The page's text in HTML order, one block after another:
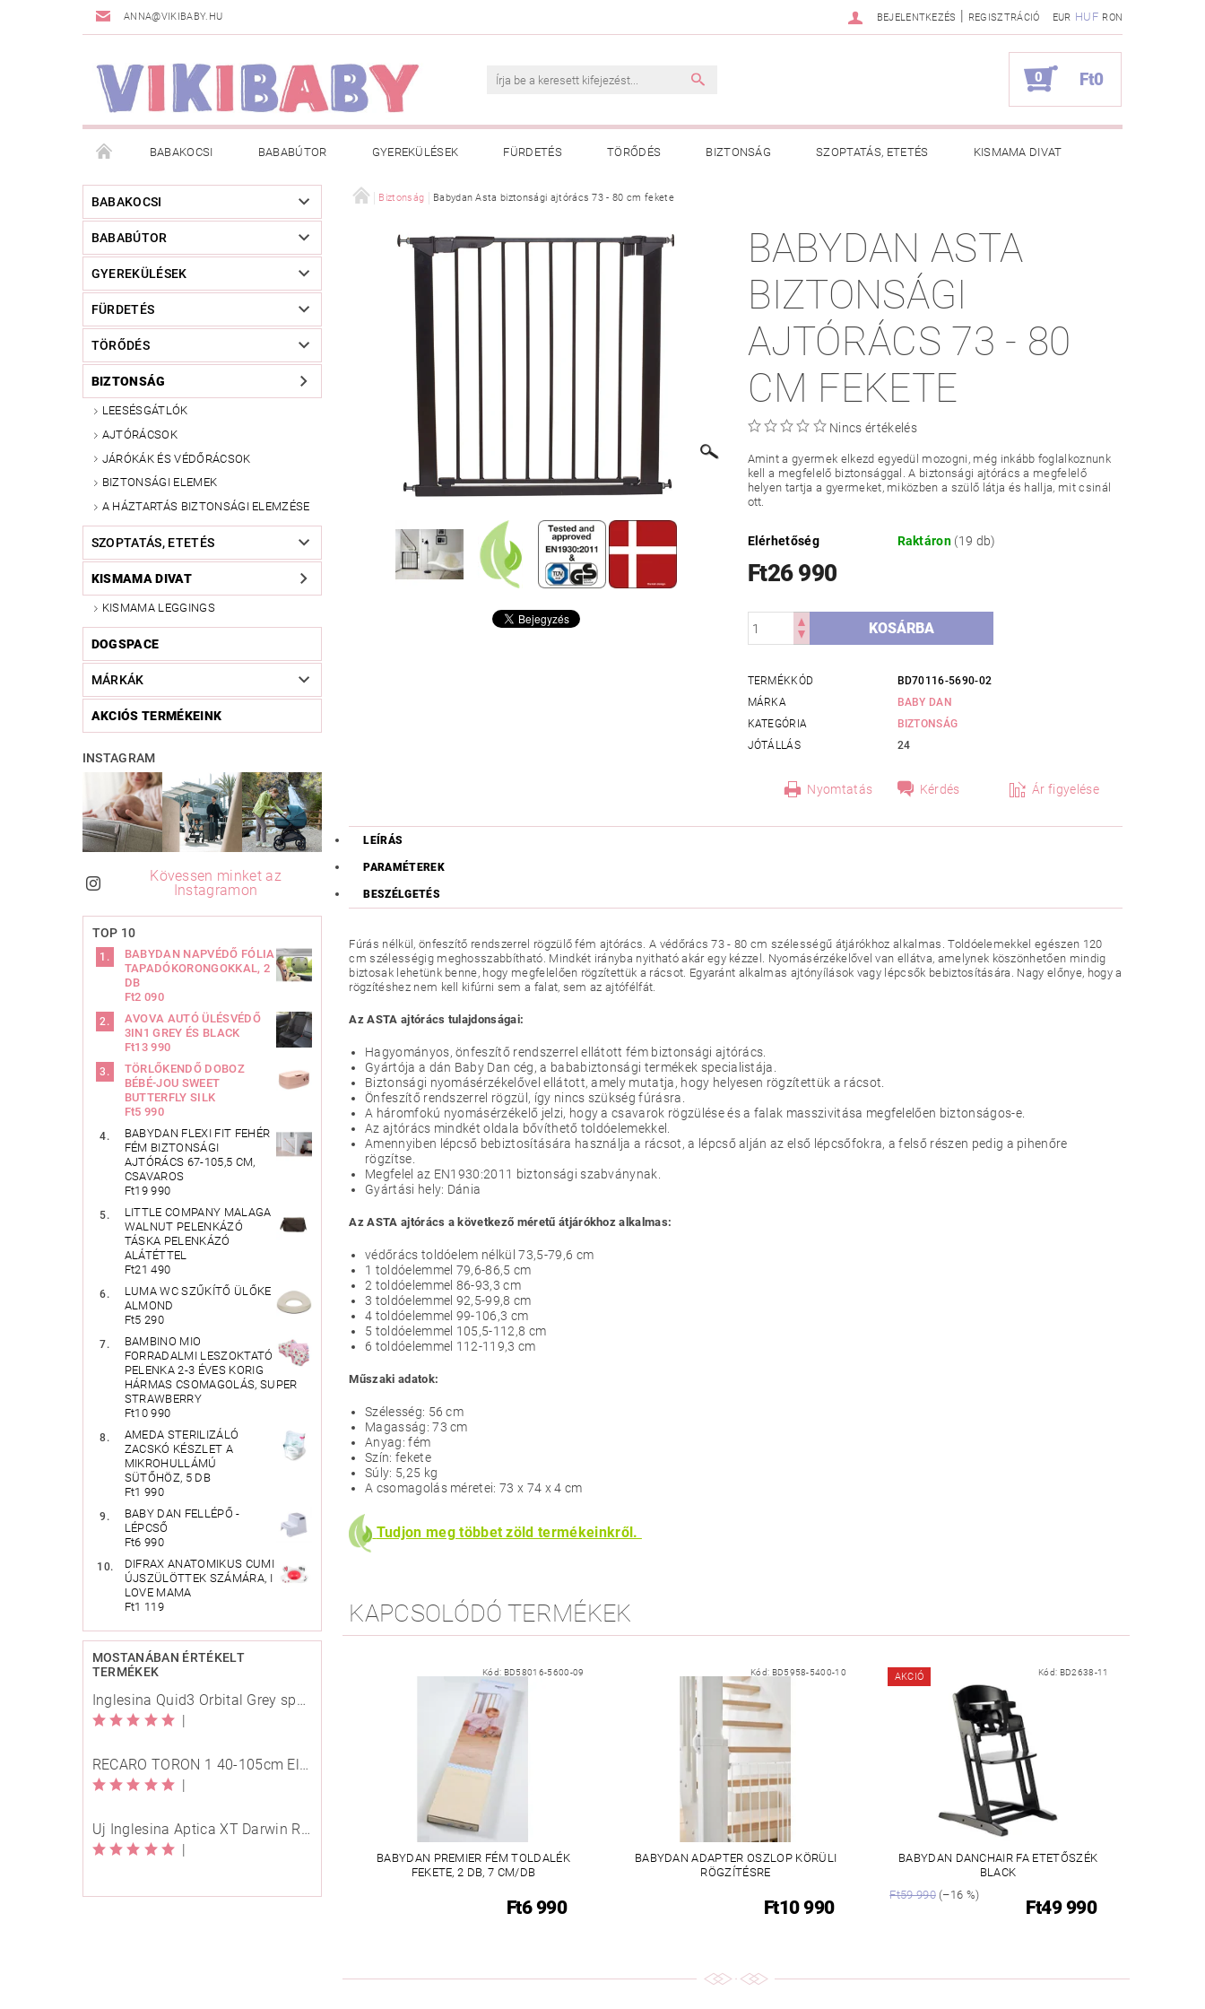
ANNA@VIKIBABY.HU EUR HUF RON
BEJELENTKEZÉS | REGISZTRÁCIÓ
0 Ft0
BABAKOCSI BABABÚTOR GYEREKÜLÉSEK FÜRDETÉS TÖRŐDÉS BIZTONSÁG SZOPTATÁS, ETETÉS KISMAMA DIVAT
DOGSPACE AKCIÓS TERMÉKEINK VÁSÁRLÁSI FELTÉTELEK ADATKEZELÉSI TÁJÉKOZTATÓ
TÖRZSVÁSÁRLÓI PROGRAM RÓLUNK A MEGFELELŐ MÉRET MEGÁLLAPÍTÁSA BOLDOG BABA HASZNOS TANÁCSOK RENDELÉSEM
BABAKOCSI
BABABÚTOR
GYEREKÜLÉSEK
FÜRDETÉS
TÖRŐDÉS
BIZTONSÁG
LEESÉSGÁTLÓK
AJTÓRÁCSOK
JÁRÓKÁK ÉS VÉDŐRÁCSOK
BIZTONSÁGI ELEMEK
A HÁZTARTÁS BIZTONSÁGI ELEMZÉSE
SZOPTATÁS, ETETÉS
KISMAMA DIVAT
KISMAMA LEGGINGS
DOGSPACE
MÁRKÁK
AKCIÓS TERMÉKEINK
INSTAGRAM
Kövessen minket az
Instagramon
TOP 10
BABYDAN NAPVÉDŐ FÓLIA
TAPADÓKORONGOKKAL, 2
DB
Ft2 090
AVOVA AUTÓ ÜLÉSVÉDŐ
3IN1 GREY ÉS BLACK
Ft13 990
TÖRLŐKENDŐ DOBOZ
BÉBÉ-JOU SWEET
BUTTERFLY SILK
Ft5 990
BABYDAN FLEXI FIT FEHÉR
FÉM BIZTONSÁGI
AJTÓRÁCS 67-105,5 CM,
CSAVAROS
Ft19 990
LITTLE COMPANY MALAGA
WALNUT PELENKÁZÓ
TÁSKA PELENKÁZÓ
ALÁTÉTTEL
Ft21 490
LUMA WC SZŰKÍTŐ ÜLŐKE
ALMOND
Ft5 290
BAMBINO MIO
FORRADALMI LESZOKTATÓ
PELENKA 2-3 ÉVES KORIG
HÁRMAS CSOMAGOLÁS, SUPER
STRAWBERRY
Ft10 990
AMEDA STERILIZÁLÓ
ZACSKÓ KÉSZLET A
MIKROHULLÁMÚ
SÜTŐHÖZ, 5 DB
Ft1 990
BABY DAN FELLÉPŐ -
LÉPCSŐ
Ft6 990
DIFRAX ANATOMIKUS CUMI
ÚJSZÜLÖTTEK SZÁMÁRA, I
LOVE MAMA
Ft1 119
MOSTANÁBAN ÉRTÉKELT
TERMÉKEK
Inglesina Quid3 Orbital Grey sport babakocsi
|
RECARO TORON 1 40-105cm Elegant Beige
|
Új Inglesina Aptica XT Darwin Recline Evo 4in1 Himalaya Blue multifunkciós babakocsi
|
Biztonság Babydan Asta biztonsági ajtórács 73 - 80 cm fekete
BABYDAN ASTA
BIZTONSÁGI
AJTÓRÁCS 73 - 80
CM FEKETE
Nincs értékelés
Amint a gyermek elkezd egyedül mozogni, még inkább foglalkoznunk
kell a megfelelő biztonsággal. A biztonsági ajtórács a megfelelő
helyen tartja a gyermeket, miközben a szülő látja és hallja, mit csinál
ott.
Elérhetőség Raktáron (19 db)
Ft26 990
TERMÉKKÓD
BD70116-5690-02
MÁRKA
BABY DAN
KATEGÓRIA
BIZTONSÁG
JÓTÁLLÁS
24
Nyomtatás Kérdés Ár figyelése
LEÍRÁS
PARAMÉTEREK
BESZÉLGETÉS
Fúrás nélkül, önfeszítő rendszerrel rögzülő fém ajtórács. A védőrács 73 - 80 cm szélességű átjárókhoz alkalmas. Toldóelemekkel egészen 120
cm szélességig meghosszabbítható. Mindkét irányba nyitható akár egy kézzel. Nyomásérzékelővel van ellátva, amelynek köszönhetően mindig
biztosak lehetünk benne, hogy megfelelően rögzítettük a rácsot. Egyaránt alkalmas ajtónyílások vagy lépcsők bebiztosítására. Nagy előnye, hogy a
rögzítéshez nem kell kifúrni sem a falat, sem az ajtófélfát.
Az ASTA ajtórács tulajdonságai:
Hagyományos, önfeszítő rendszerrel ellátott fém biztonsági ajtórács.
Gyártója a dán Baby Dan cég, a bababiztonsági termékek specialistája.
Biztonsági nyomásérzékelővel ellátott, amely mutatja, hogy helyesen rögzítettük a rácsot.
Önfeszítő rendszerrel rögzül, így nincs szükség fúrásra.
A háromfokú nyomásérzékelő jelzi, hogy a csavarok rögzülése és a falak masszivitása megfelelően biztonságos-e.
Az ajtórács mindkét oldala bővíthető toldóelemekkel.
Amennyiben lépcső bebiztosítására használja a rácsot, a lépcső alján az első lépcsőfokra, a felső részen pedig a pihenőre
rögzítse.
Megfelel az EN1930:2011 biztonsági szabványnak.
Gyártási hely: Dánia
Az ASTA ajtórács a következő méretű átjárókhoz alkalmas:
védőrács toldóelem nélkül 73,5-79,6 cm
1 toldóelemmel 79,6-86,5 cm
2 toldóelemmel 86-93,3 cm
3 toldóelemmel 92,5-99,8 cm
4 toldóelemmel 99-106,3 cm
5 toldóelemmel 105,5-112,8 cm
6 toldóelemmel 112-119,3 cm
Műszaki adatok:
Szélesség: 56 cm
Magasság: 73 cm
Anyag: fém
Szín: fekete
Súly: 5,25 kg
A csomagolás méretei: 73 x 74 x 4 cm
Tudjon meg többet zöld termékeinkről.
KAPCSOLÓDÓ TERMÉKEK
Kód: BD58016-5600-09
BABYDAN PREMIER FÉM TOLDALÉK
FEKETE, 2 DB, 7 CM/DB
Ft6 990
Kód: BD5958-5400-10
BABYDAN ADAPTER OSZLOP KÖRÜLI
RÖGZÍTÉSRE
Ft10 990
AKCIÓ Kód: BD2638-11
BABYDAN DANCHAIR FA ETETŐSZÉK
BLACK
Ft59 990(–16 %)
Ft49 990